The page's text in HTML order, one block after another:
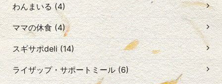
わんまいる (4)
ママの休食 (4)
スギサポdeli (14)
ライザップ・サポートミール (6)